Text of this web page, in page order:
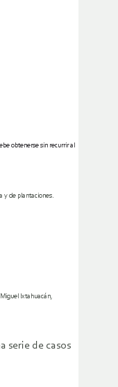
obtenerse sin recurrir al
y de plantaciones.
Ixtahuacán,
serie de casos